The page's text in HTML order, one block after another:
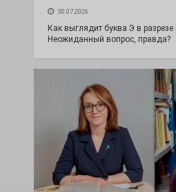
30.07.2026
Как выглядит буква Э в разрезе
Неожиданный вопрос, правда?